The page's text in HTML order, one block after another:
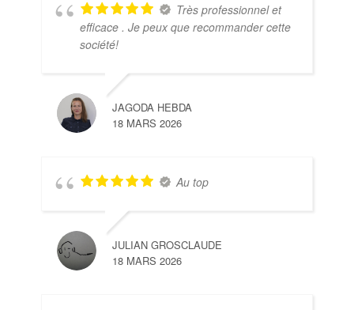
Très professionnel et
efficace . Je peux que recommander cette
société!
JAGODA HEBDA
18 MARS 2026
Au top
JULIAN GROSCLAUDE
18 MARS 2026